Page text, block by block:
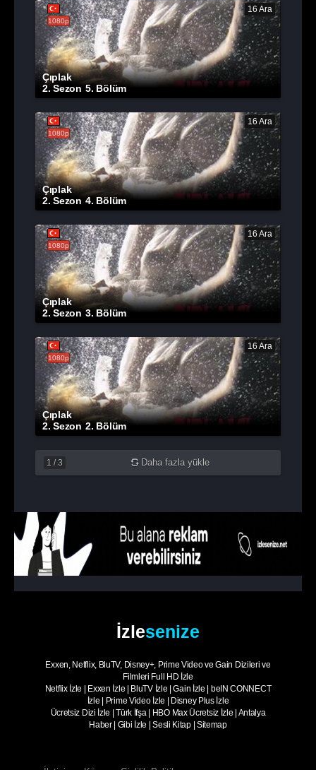
1080p
16 Ara
Çıplak
2. Sezon 5. Bölüm
1080p
16 Ara
Çıplak
2. Sezon 4. Bölüm
1080p
16 Ara
Çıplak
2. Sezon 3. Bölüm
1080p
16 Ara
Çıplak
2. Sezon 2. Bölüm
1 / 3 Daha fazla yükle
İzlesenize
Exxen, Netflix, BluTV, Disney+, Prime Video ve Gain Dizileri ve
Filmleri Full HD İzle
Netflix İzle | Exxen İzle | BluTV İzle |Gain İzle | beIN CONNECT
İzle | Prime Video İzle | Disney Plus İzle
Ücretsiz Dizi İzle |Türk İfşa | HBO Max Ücretsiz İzle | Antalya
Haber| Gibi İzle |Sesli Kitap| Sitemap